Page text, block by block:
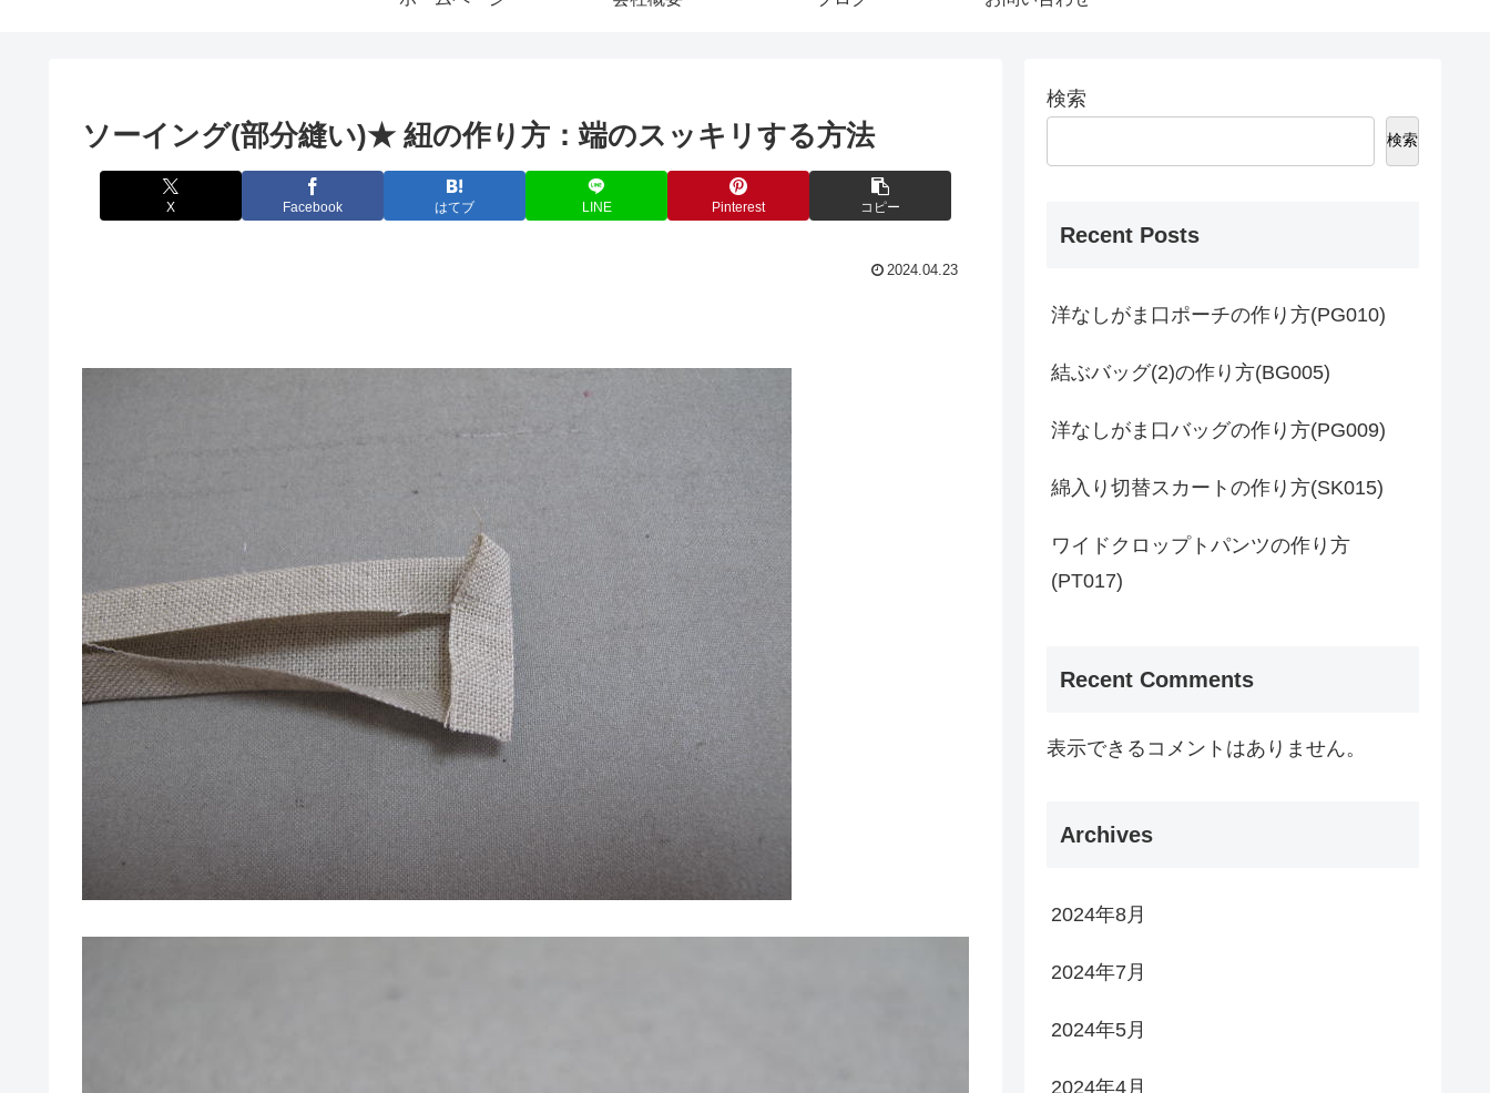
ソーイング(部分縫い)★ 紐の作り方：端のスッキリする方法
X Facebook はてブ LINE Pinterest コピー
2024.04.23
検索
検索
Recent Posts
洋なしがま口ポーチの作り方(PG010)
結ぶバッグ(2)の作り方(BG005)
洋なしがま口バッグの作り方(PG009)
綿入り切替スカートの作り方(SK015)
ワイドクロップトパンツの作り方
(PT017)
Recent Comments
表示できるコメントはありません。
Archives
2024年8月
2024年7月
2024年5月
2024年4月